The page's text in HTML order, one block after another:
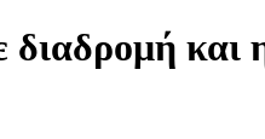
διαδρομή και